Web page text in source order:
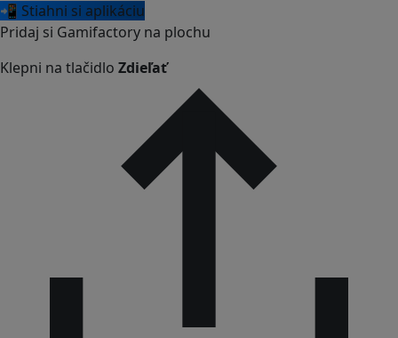
📲 Stiahni si aplikáciu
Pridaj si Gamifactory na plochu
Klepni na tlačidlo Zdieľať